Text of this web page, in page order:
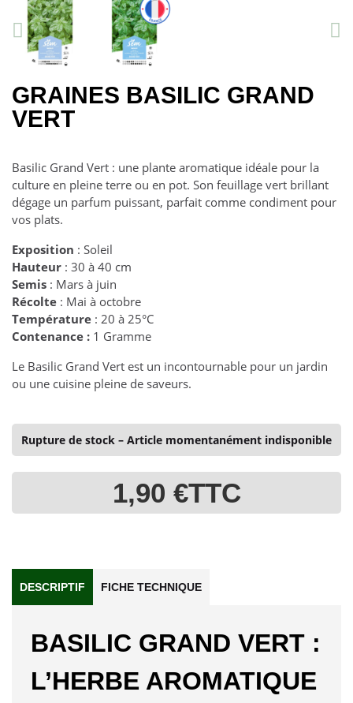
GRAINES BASILIC GRAND
VERT
Basilic Grand Vert : une plante aromatique idéale pour la
culture en pleine terre ou en pot. Son feuillage vert brillant
dégage un parfum puissant, parfait comme condiment pour
vos plats.
Exposition : Soleil
Hauteur : 30 à 40 cm
Semis : Mars à juin
Récolte : Mai à octobre
Température : 20 à 25°C
Contenance : 1 Gramme
Le Basilic Grand Vert est un incontournable pour un jardin
ou une cuisine pleine de saveurs.
Rupture de stock – Article momentanément indisponible
1,90 €TTC
DESCRIPTIF FICHE TECHNIQUE
BASILIC GRAND VERT :
L’HERBE AROMATIQUE